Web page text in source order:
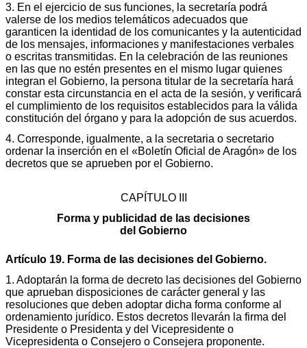
3. En el ejercicio de sus funciones, la secretaría podrá
valerse de los medios telemáticos adecuados que
garanticen la identidad de los comunicantes y la autenticidad
de los mensajes, informaciones y manifestaciones verbales
o escritas transmitidas. En la celebración de las reuniones
en las que no estén presentes en el mismo lugar quienes
integran el Gobierno, la persona titular de la secretaría hará
constar esta circunstancia en el acta de la sesión, y verificará
el cumplimiento de los requisitos establecidos para la válida
constitución del órgano y para la adopción de sus acuerdos.
4. Corresponde, igualmente, a la secretaria o secretario
ordenar la inserción en el «Boletín Oficial de Aragón» de los
decretos que se aprueben por el Gobierno.
CAPÍTULO III
Forma y publicidad de las decisiones
del Gobierno
Artículo 19. Forma de las decisiones del Gobierno.
1. Adoptarán la forma de decreto las decisiones del Gobierno
que aprueban disposiciones de carácter general y las
resoluciones que deben adoptar dicha forma conforme al
ordenamiento jurídico. Estos decretos llevarán la firma del
Presidente o Presidenta y del Vicepresidente o
Vicepresidenta o Consejero o Consejera proponente.